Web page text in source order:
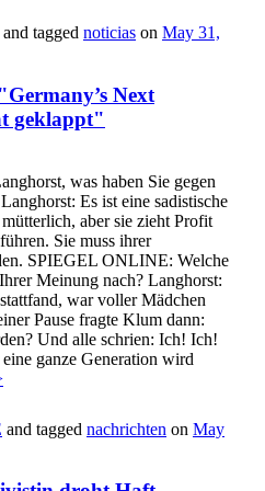
and tagged noticias on May 31,
Next
geklappt"
was haben Sie gegen
Es ist eine sadistische
aber sie zieht Profit
Sie muss ihrer
SPIEGEL ONLINE: Welche
Meinung nach? Langhorst:
war voller Mädchen
Pause fragte Klum dann:
Und alle schrien: Ich! Ich!
ganze Generation wird
and tagged nachrichten on May